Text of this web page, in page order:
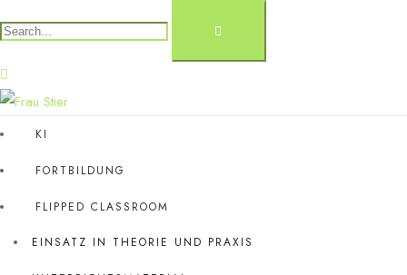
KI
FORTBILDUNG
FLIPPED CLASSROOM
EINSATZ IN THEORIE UND PRAXIS